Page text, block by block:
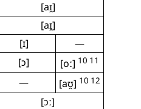
[aɪ̯]
[aɪ̯]
[ɪ]
—
[ɔ] [oː] 10 11
— [aʊ̯] 10 12
[ɔː]